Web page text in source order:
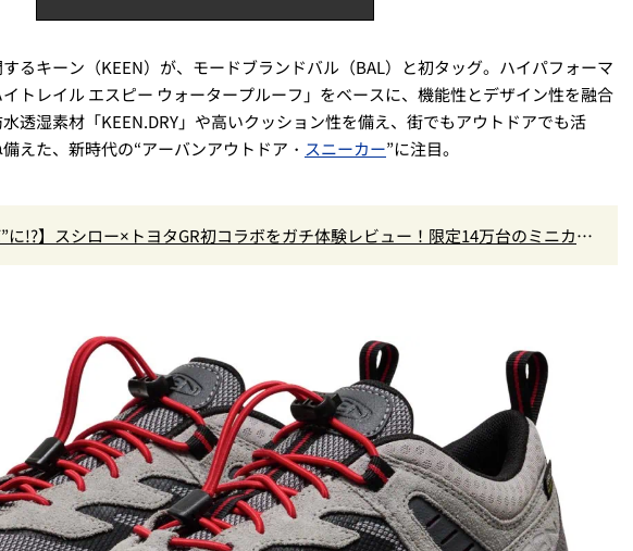
るキーン（KEEN）が、モードブランドバル（BAL）と初タッグ。ハイパフォーマ
トレイル エスピー ウォータープルーフ」をベースに、機能性とデザイン性を融合
透湿素材「KEEN.DRY」や高いクッション性を備え、街でもアウトドアでも活
えた、新時代の“アーバンアウトドア・ スニーカー”に注目。
”に!?】スシロー×トヨタGR初コラボをガチ体験レビュー！限定14万台のミニカー